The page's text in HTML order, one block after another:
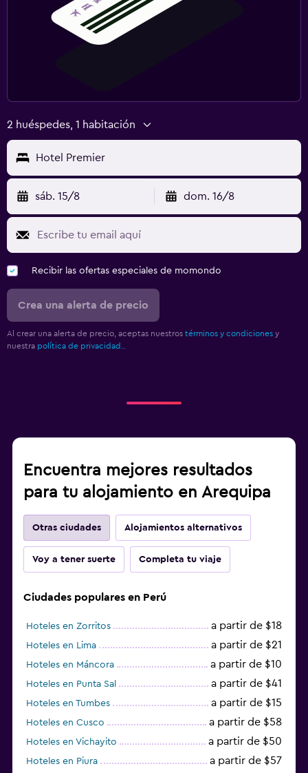
2 huéspedes, 1 habitación
Hotel Premier
sáb. 15/8 dom. 16/8
Recibir las ofertas especiales de momondo
Crea una alerta de precio
Al crear una alerta de precio, aceptas nuestros términos y condiciones y
nuestra política de privacidad.
Encuentra mejores resultados
para tu alojamiento en Arequipa
Otras ciudades Alojamientos alternativos
Voy a tener suerte Completa tu viaje
Ciudades populares en Perú
Hoteles en Zorritos a partir de $18
Hoteles en Lima a partir de $21
Hoteles en Máncora a partir de $10
Hoteles en Punta Sal a partir de $41
Hoteles en Tumbes a partir de $15
Hoteles en Cusco a partir de $58
Hoteles en Vichayito a partir de $50
Hoteles en Piura a partir de $57